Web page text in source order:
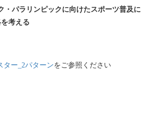
・パラリンピックに向けたスポーツ普及に
考える
ター_2パターンをご参照ください